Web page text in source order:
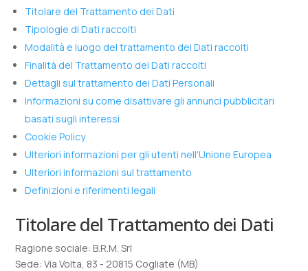
Titolare del Trattamento dei Dati
Tipologie di Dati raccolti
Modalità e luogo del trattamento dei Dati raccolti
Finalità del Trattamento dei Dati raccolti
Dettagli sul trattamento dei Dati Personali
Informazioni su come disattivare gli annunci pubblicitari
basati sugli interessi
Cookie Policy
Ulteriori informazioni per gli utenti nell'Unione Europea
Ulteriori informazioni sul trattamento
Definizioni e riferimenti legali
Titolare del Trattamento dei Dati
Ragione sociale: B.R.M. Srl
Sede: Via Volta, 83 - 20815 Cogliate (MB)